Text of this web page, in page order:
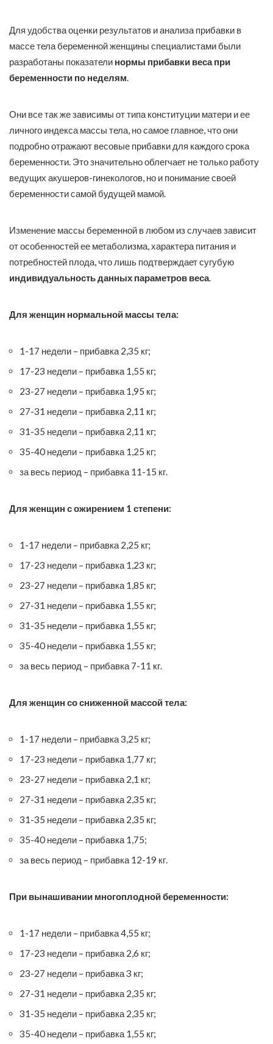
Для удобства оценки результатов и анализа прибавки в
массе тела беременной женщины специалистами были
разработаны показатели нормы прибавки веса при
беременности по неделям.
Они все так же зависимы от типа конституции матери и ее
личного индекса массы тела, но самое главное, что они
подробно отражают весовые прибавки для каждого срока
беременности. Это значительно облегчает не только работу
ведущих акушеров-гинекологов, но и понимание своей
беременности самой будущей мамой.
Изменение массы беременной в любом из случаев зависит
от особенностей ее метаболизма, характера питания и
потребностей плода, что лишь подтверждает сугубую
индивидуальность данных параметров веса.
Для женщин нормальной массы тела:
1-17 недели – прибавка 2,35 кг;
17-23 недели – прибавка 1,55 кг;
23-27 недели – прибавка 1,95 кг;
27-31 недели – прибавка 2,11 кг;
31-35 недели – прибавка 2,11 кг;
35-40 недели – прибавка 1,25 кг;
за весь период – прибавка 11-15 кг.
Для женщин с ожирением 1 степени:
1-17 недели – прибавка 2,25 кг;
17-23 недели – прибавка 1,23 кг;
23-27 недели – прибавка 1,85 кг;
27-31 недели – прибавка 1,55 кг;
31-35 недели – прибавка 1,55 кг;
35-40 недели – прибавка 1,55 кг;
за весь период – прибавка 7-11 кг.
Для женщин со сниженной массой тела:
1-17 недели – прибавка 3,25 кг;
17-23 недели – прибавка 1,77 кг;
23-27 недели – прибавка 2,1 кг;
27-31 недели – прибавка 2,35 кг;
31-35 недели – прибавка 2,35 кг;
35-40 недели – прибавка 1,75;
за весь период – прибавка 12-19 кг.
При вынашивании многоплодной беременности:
1-17 недели – прибавка 4,55 кг;
17-23 недели – прибавка 2,6 кг;
23-27 недели – прибавка 3 кг;
27-31 недели – прибавка 2,35 кг;
31-35 недели – прибавка 2,35 кг;
35-40 недели – прибавка 1,55 кг;